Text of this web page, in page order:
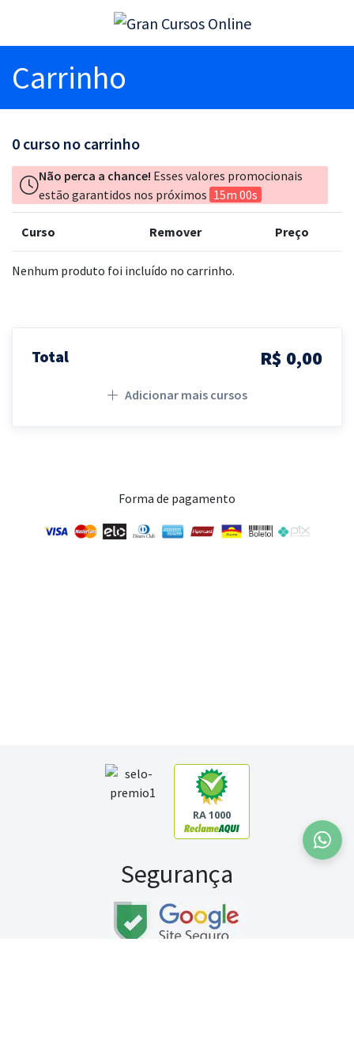
Carrinho
0 curso no carrinho
Não perca a chance! Esses valores promocionais
estão garantidos nos próximos 15m 00s
Curso Remover Preço
Nenhum produto foi incluído no carrinho.
Total R$ 0,00
Adicionar mais cursos
Forma de pagamento
RA 1000
Segurança